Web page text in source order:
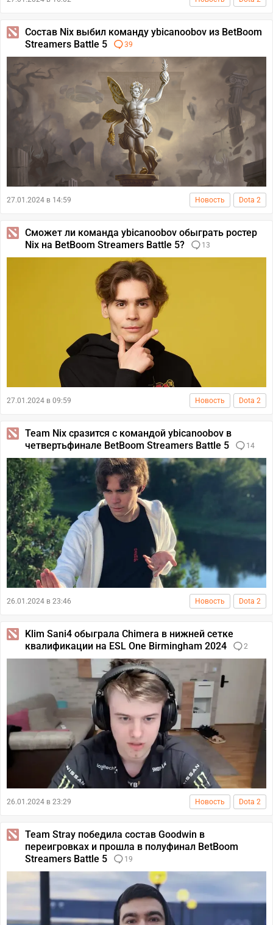
Состав Nix выбил команду ybicanoobov из BetBoom
Streamers Battle 5
39
27.01.2024 в 14:59 Новость Dota 2
Сможет ли команда ybicanoobov обыграть ростер
Nix на BetBoom Streamers Battle 5?
13
27.01.2024 в 09:59 Новость Dota 2
Team Nix сразится с командой ybicanoobov в
четвертьфинале BetBoom Streamers Battle 5
14
26.01.2024 в 23:46 Новость Dota 2
Klim Sani4 обыграла Chimera в нижней сетке
квалификации на ESL One Birmingham 2024
2
26.01.2024 в 23:29 Новость Dota 2
Team Stray победила состав Goodwin в
переигровках и прошла в полуфинал BetBoom
Streamers Battle 5
19